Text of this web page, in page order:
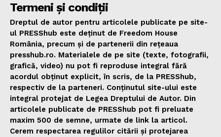
Termeni și condiții
Dreptul de autor pentru articolele publicate pe site-
ul PRESShub este deținut de Freedom House
România, precum și de partenerii din rețeaua
presshub.ro. Materialele de pe site (texte, fotografii,
grafică, video) nu pot fi reproduse integral fără
acordul obținut explicit, în scris, de la PRESShub,
respectiv de la parteneri. Conținutul site-ului este
integral protejat de Legea Dreptului de Autor. Din
articolele publicate de PRESShub pot fi preluate
maxim 500 de semne, urmate de link la articol.
Cerem respectarea regulilor citării și protejarea